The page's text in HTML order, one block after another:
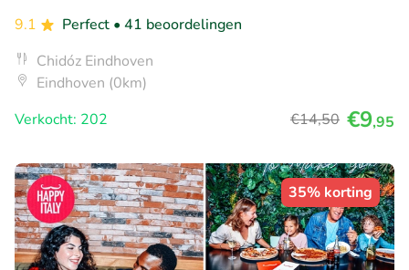
9.1
Perfect • 41 beoordelingen
Chidóz Eindhoven
Eindhoven (0km)
Verkocht: 202
€14,50 €9,95
35% korting